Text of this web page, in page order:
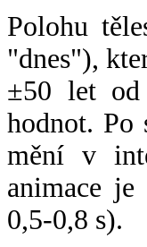
Polohu
"dnes"),
±50 let od
hodnot. Po
mění v
animace
0,5-0,8 s).